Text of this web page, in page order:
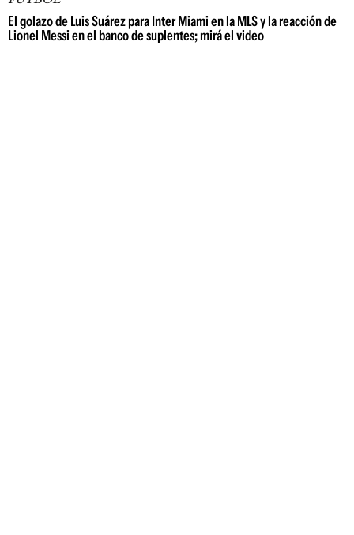
El golazo de Luis Suárez para Inter Miami en la MLS y la reacción de
Lionel Messi en el banco de suplentes; mirá el video